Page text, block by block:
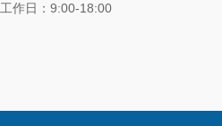
工作日：9:00-18:00